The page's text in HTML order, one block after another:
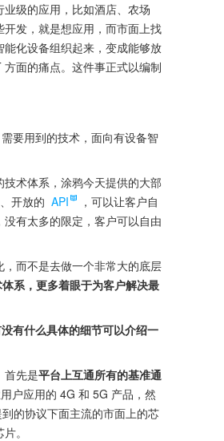
级的应用，比如酒店、农场
发，就是想应用，而市面上找
化设备组织起来，变成能够放
面的痛点。这件事正式以编制
要用到的技术，面向有设备智
术体系，涂鸦今天提供的大部
、开放的 API
，可以让客户自
有太多的限定，客户可以自由
而不是去做一个非常大的底层
系，更多着眼于为客户解决最
有什么具体的细节可以介绍一
首先是平台上互通所有的基准通
户应用的 4G 和 5G 产品，然
到的协议下面主流的市面上的芯
。